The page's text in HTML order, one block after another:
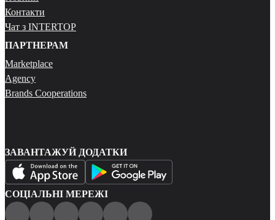
Контакти
Чат з INTERTOP
ПАРТНЕРАМ
Marketplace
Agency
Brands Cooperations
ЗАВАНТАЖУЙ ДОДАТКИ
СОЦІАЛЬНІ МЕРЕЖІ